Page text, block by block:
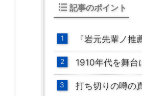
記事のポイント
『岩元先輩ノ
1910年代を舞台
打ち切りの噂の